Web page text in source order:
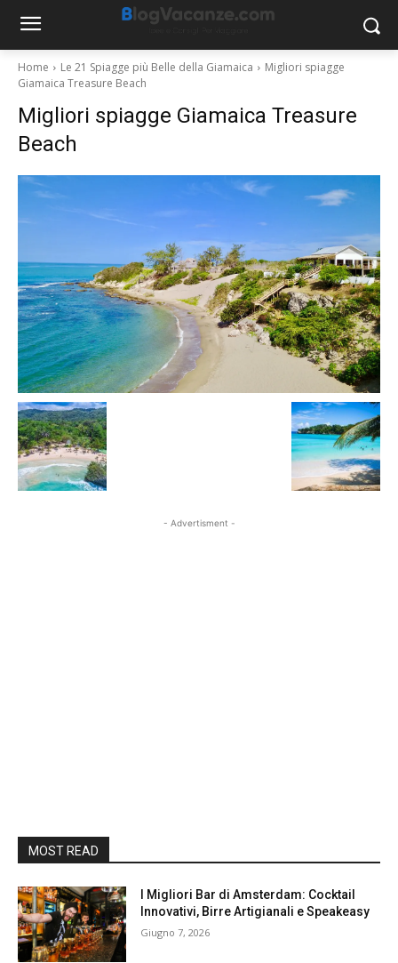
Home Le 21 Spiagge più Belle della Giamaica
Migliori spiagge
Giamaica Treasure Beach
Migliori spiagge Giamaica Treasure
Beach
- Advertisment -
MOST READ
I Migliori Bar di Amsterdam: Cocktail
Innovativi, Birre Artigianali e Speakeasy
Giugno 7, 2026